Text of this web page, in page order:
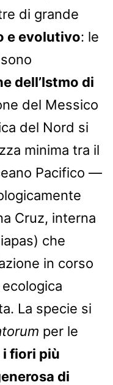
di grande
e evolutivo: le
dell’Istmo di
del Messico
del Nord si
minima tra il
Pacifico —
Cruz, interna
che
in corso
La specie si
per le
fiori più
di